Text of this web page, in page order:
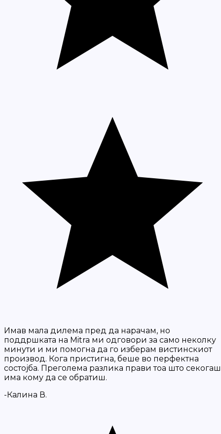
Имав мала дилема пред да нарачам, но
поддршката на Mitra ми одговори за само неколку
минути и ми помогна да го изберам вистинскиот
производ. Кога пристигна, беше во перфектна
состојба. Преголема разлика прави тоа што секогаш
има кому да се обратиш.
-Калина В.